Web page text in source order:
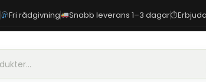
Fri rådgivning Snabb leverans 1–3 dagar⏱